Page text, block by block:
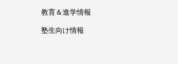
教育＆進学情報
塾生向け情報